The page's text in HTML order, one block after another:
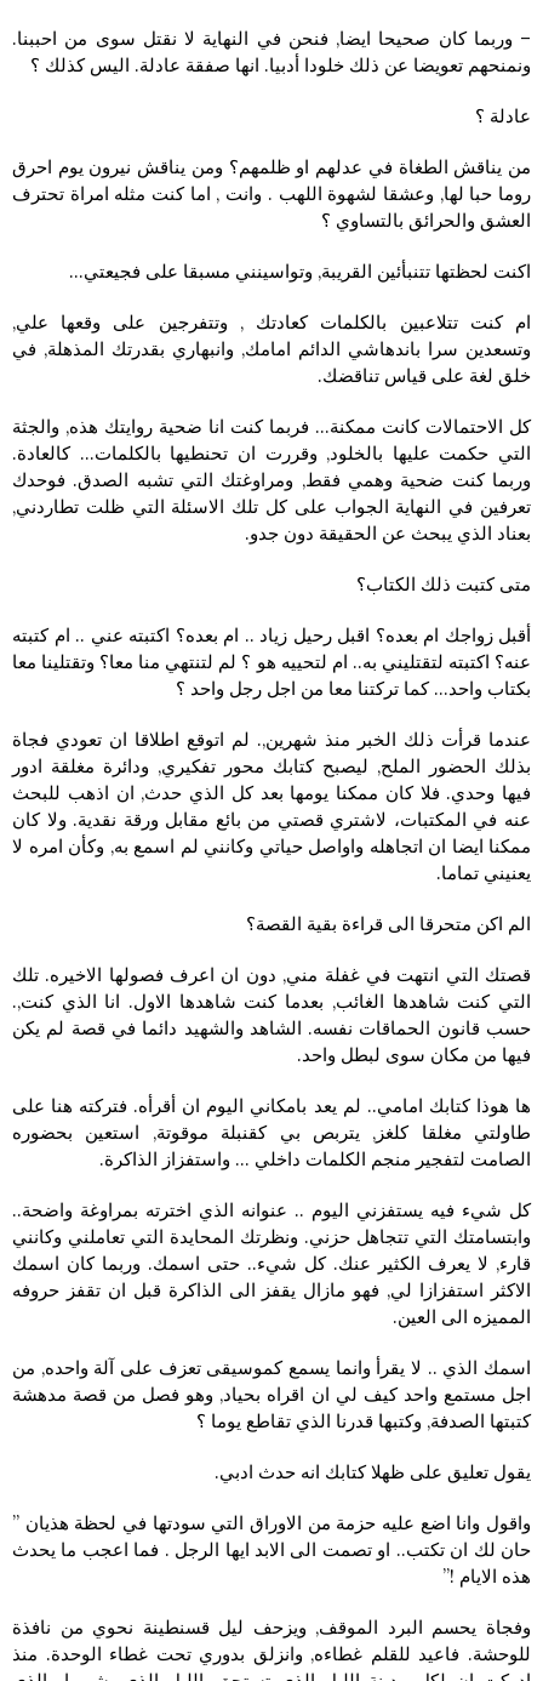
– وربما كان صحيحا ايضا, فنحن في النهاية لا نقتل سوى من احببنا.
ونمنحهم تعويضا عن ذلك خلودا أدبيا. انها صفقة عادلة. اليس كذلك ؟
عادلة ؟
من يناقش الطغاة في عدلهم او ظلمهم؟ ومن يناقش نيرون يوم احرق
روما حبا لها, وعشقا لشهوة اللهب . وانت , اما كنت مثله امراة تحترف
العشق والحرائق بالتساوي ؟
اكنت لحظتها تتنبأئين القريبة, وتواسينني مسبقا على فجيعتي…
ام كنت تتلاعبين بالكلمات كعادتك , وتتفرجين على وقعها علي,
وتسعدين سرا باندهاشي الدائم امامك, وانبهاري بقدرتك المذهلة, في
خلق لغة على قياس تناقضك.
كل الاحتمالات كانت ممكنة… فربما كنت انا ضحية روايتك هذه, والجثة
التي حكمت عليها بالخلود, وقررت ان تحنطيها بالكلمات… كالعادة.
وربما كنت ضحية وهمي فقط, ومراوغتك التي تشبه الصدق. فوحدك
تعرفين في النهاية الجواب على كل تلك الاسئلة التي ظلت تطاردني,
بعناد الذي يبحث عن الحقيقة دون جدو.
متى كتبت ذلك الكتاب؟
أقبل زواجك ام بعده؟ اقبل رحيل زياد .. ام بعده؟ اكتبته عني .. ام كتبته
عنه؟ اكتبته لتقتليني به.. ام لتحييه هو ؟ لم لتنتهي منا معا؟ وتقتلينا معا
بكتاب واحد… كما تركتنا معا من اجل رجل واحد ؟
عندما قرأت ذلك الخبر منذ شهرين,. لم اتوقع اطلاقا ان تعودي فجاة
بذلك الحضور الملح, ليصبح كتابك محور تفكيري, ودائرة مغلقة ادور
فيها وحدي. فلا كان ممكنا يومها بعد كل الذي حدث, ان اذهب للبحث
عنه في المكتبات، لاشتري قصتي من بائع مقابل ورقة نقدية. ولا كان
ممكنا ايضا ان اتجاهله واواصل حياتي وكانني لم اسمع به, وكأن امره لا
يعنيني تماما.
الم اكن متحرقا الى قراءة بقية القصة؟
قصتك التي انتهت في غفلة مني, دون ان اعرف فصولها الاخيره. تلك
التي كنت شاهدها الغائب, بعدما كنت شاهدها الاول. انا الذي كنت,.
حسب قانون الحماقات نفسه. الشاهد والشهيد دائما في قصة لم يكن
فيها من مكان سوى لبطل واحد.
ها هوذا كتابك امامي.. لم يعد بامكاني اليوم ان أقرأه. فتركته هنا على
طاولتي مغلقا كلغز, يتربص بي كقنبلة موقوتة, استعين بحضوره
الصامت لتفجير منجم الكلمات داخلي … واستفزاز الذاكرة.
كل شيء فيه يستفزني اليوم .. عنوانه الذي اخترته بمراوغة واضحة..
وابتسامتك التي تتجاهل حزني. ونظرتك المحايدة التي تعاملني وكانني
قارء, لا يعرف الكثير عنك. كل شيء.. حتى اسمك. وربما كان اسمك
الاكثر استفزازا لي, فهو مازال يقفز الى الذاكرة قبل ان تقفز حروفه
المميزه الى العين.
اسمك الذي .. لا يقرأ وانما يسمع كموسيقى تعزف على آلة واحده, من
اجل مستمع واحد كيف لي ان اقراه بحياد, وهو فصل من قصة مدهشة
كتبتها الصدفة, وكتبها قدرنا الذي تقاطع يوما ؟
يقول تعليق على ظهلا كتابك انه حدث ادبي.
واقول وانا اضع عليه حزمة من الاوراق التي سودتها في لحظة هذيان ”
حان لك ان تكتب.. او تصمت الى الابد ايها الرجل . فما اعجب ما يحدث
هذه الايام !”
وفجاة يحسم البرد الموقف, ويزحف ليل قسنطينة نحوي من نافذة
للوحشة. فاعيد للقلم غطاءه, وانزلق بدوري تحت غطاء الوحدة. منذ